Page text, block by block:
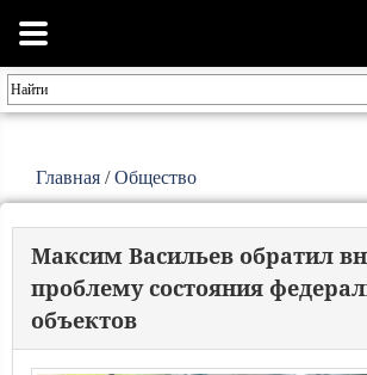
Главная /Общество
Максим Васильев обратил
проблему состояния
объектов